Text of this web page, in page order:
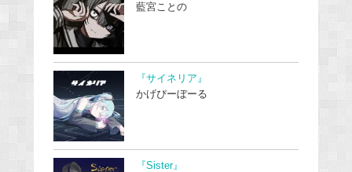
藍宮ことの
『サイネリア』
かげぴーぼーる
『Sister』